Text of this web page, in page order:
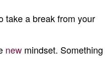
take a break from your
new mindset. Something